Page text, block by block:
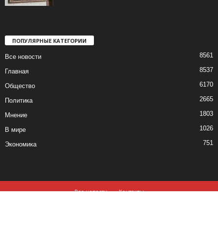
ПОПУЛЯРНЫЕ КАТЕГОРИИ
Все новости 8561
Главная 8537
Общество 6170
Политика 2665
Мнение 1803
В мире 1026
Экономика 751
Все новости
Контакты